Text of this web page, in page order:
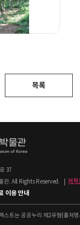
목록
37
. All Rights Reserved.
저작
이용 안내
스트는 공공누리 제2유형(출처